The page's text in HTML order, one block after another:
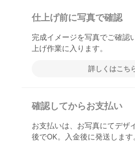
仕上げ前に写真で確認
完成イメージを写真でご確認
上げ作業に入ります。
詳しくはこち
確認してからお支払い
お支払いは、お写真にてデザ
後でOK。入金後に発送します